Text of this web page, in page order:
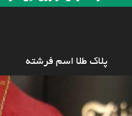
پلاک طلا اسم فرشته